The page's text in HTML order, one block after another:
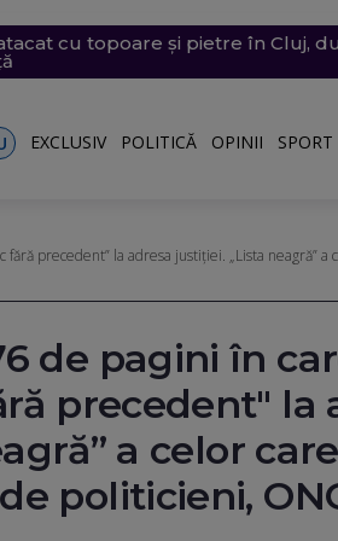
cu topoare și pietre în Cluj,
în Dunăre au ridicat nivelul
la Odesa. Incendii și răniți la
asupra navelor din Marea
viitoare. Accesul se
a barjelor pe Dunăre s-a
EXCLUSIV POLITICĂ OPINII SPORT
precedent” la adresa justiției. „Lista neagră” a
de pagini în
precedent" la
a celor
politicieni,